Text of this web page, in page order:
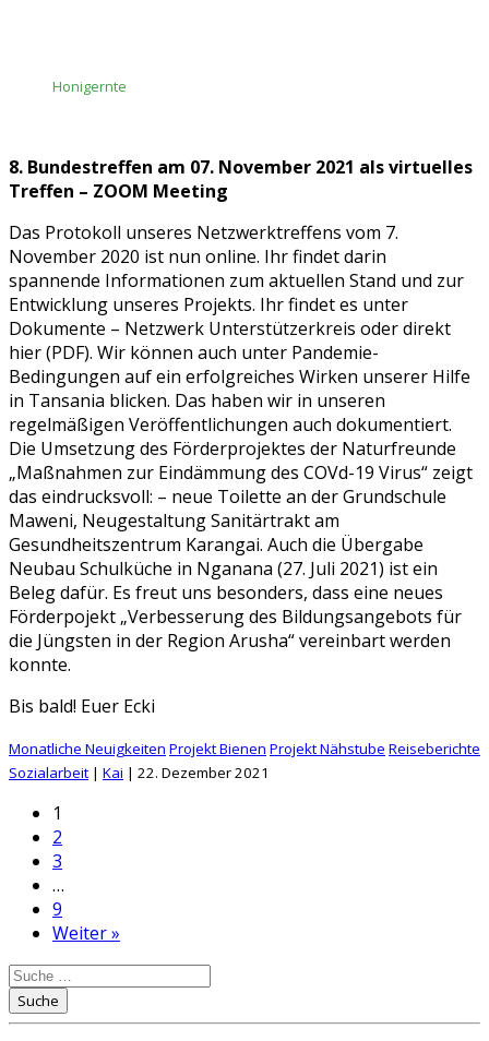
Honigernte
8. Bundestreffen am 07. November 2021 als virtuelles
Treffen – ZOOM Meeting
Das Protokoll unseres Netzwerktreffens vom 7.
November 2020 ist nun online. Ihr findet darin
spannende Informationen zum aktuellen Stand und zur
Entwicklung unseres Projekts. Ihr findet es unter
Dokumente – Netzwerk Unterstützerkreis oder direkt
hier (PDF). Wir können auch unter Pandemie-
Bedingungen auf ein erfolgreiches Wirken unserer Hilfe
in Tansania blicken. Das haben wir in unseren
regelmäßigen Veröffentlichungen auch dokumentiert.
Die Umsetzung des Förderprojektes der Naturfreunde
„Maßnahmen zur Eindämmung des COVd-19 Virus“ zeigt
das eindrucksvoll: – neue Toilette an der Grundschule
Maweni, Neugestaltung Sanitärtrakt am
Gesundheitszentrum Karangai. Auch die Übergabe
Neubau Schulküche in Nganana (27. Juli 2021) ist ein
Beleg dafür. Es freut uns besonders, dass eine neues
Förderpojekt „Verbesserung des Bildungsangebots für
die Jüngsten in der Region Arusha“ vereinbart werden
konnte.
Bis bald! Euer Ecki
Monatliche Neuigkeiten Projekt Bienen Projekt Nähstube Reiseberichte
Sozialarbeit | Kai | 22. Dezember 2021
1
2
3
…
9
Weiter »
Suche
nach:
Suche